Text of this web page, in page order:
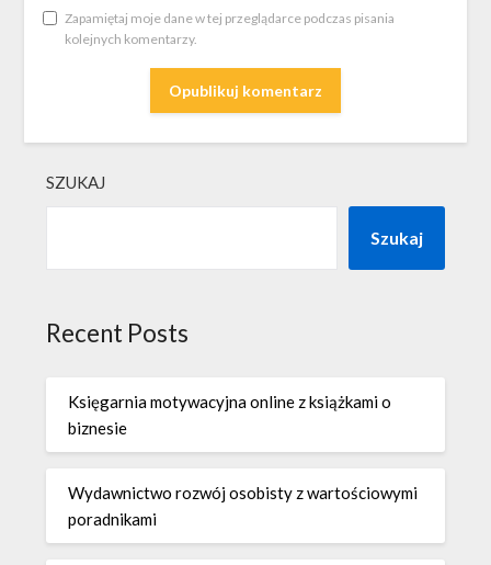
Zapamiętaj moje dane w tej przeglądarce podczas pisania
kolejnych komentarzy.
SZUKAJ
Szukaj
Recent Posts
Księgarnia motywacyjna online z książkami o
biznesie
Wydawnictwo rozwój osobisty z wartościowymi
poradnikami